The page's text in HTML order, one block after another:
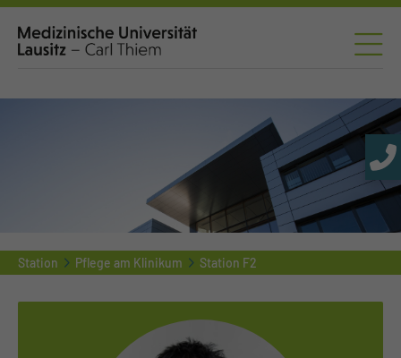
Station Pflege am Klinikum Station F2